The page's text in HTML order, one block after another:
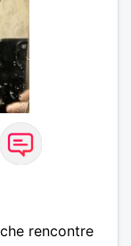
rencontre